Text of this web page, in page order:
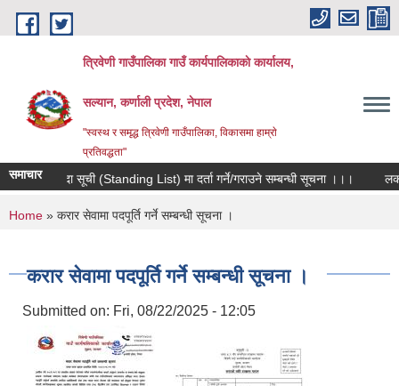
Skip to main content
त्रिवेणी गाउँपालिका गाउँ कार्यपालिकाकाे कार्यालय,
सल्यान, कर्णाली प्रदेश, नेपाल
"स्वस्थ र समृद्ध त्रिवेणी गाउँपालिका, विकासमा हाम्राे
प्रतिवद्धता"
समाचारमौजुदा सूची (Standing List) मा दर्ता गर्ने/गराउने सम्बन्धी सूचना ।।। लक
You are here
Home » करार सेवामा पदपूर्ति गर्ने सम्बन्धी सूचना ।
करार सेवामा पदपूर्ति गर्ने सम्बन्धी सूचना ।
Submitted on: Fri, 08/22/2025 - 12:05